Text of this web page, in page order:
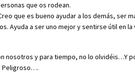
que os rodean.
que es bueno ayudar a los demás, ser
Ayuda a ser uno mejor y sentirse útil en la
nosotros y para tiempo, no lo olvidéis…Y
Peligroso….